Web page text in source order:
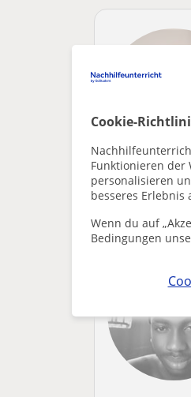
Cookie-
Funktionieren der
personalisieren
besseres Erlebnis
Wenn du auf
Bedingungen